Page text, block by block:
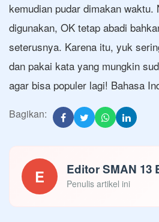
kemudian pudar dimakan
digunakan, OK tetap abadi
seterusnya. Karena itu, yuk
dan pakai kata yang mungkin
agar bisa populer lagi! Bahasa
Bagikan:
E Editor SMAN 13
Penulis artikel ini